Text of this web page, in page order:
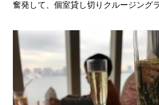
奮発して、個室貸し切りクルージング